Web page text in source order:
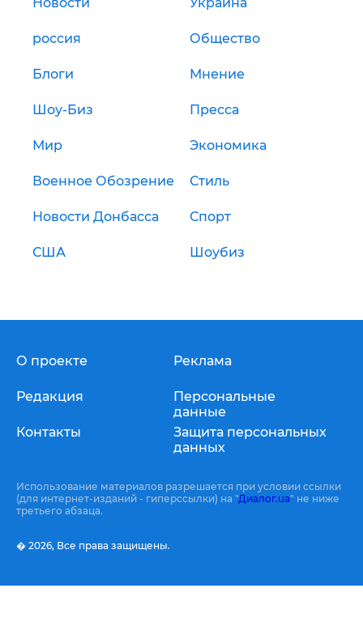
россия Общество
Блоги Мнение
Шоу-Биз Пресса
Мир Экономика
Военное Обозрение Стиль
Новости Донбасса Спорт
США Шоубиз
О проекте
Редакция
Контакты
Реклама
Персональные
данные
Защита персональных
данных
Использование материалов разрешается при условии ссылки
(для интернет-изданий - гиперссылки) на "Диалог.ua" не ниже
третьего абзаца.
� 2026, Все права защищены.